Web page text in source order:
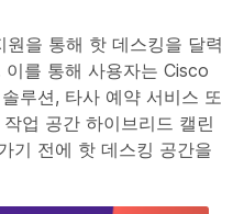
을 통해 핫 데스킹을 달력
를 통해 사용자는 Cisco
루션, 타사 예약 서비스 또
업 공간 하이브리드 캘린
기 전에 핫 데스킹 공간을